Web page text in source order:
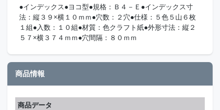
●インデックス●ヨコ型●規格：Ｂ４－Ｅ●インデックス寸
法：縦３９×横１０ｍｍ●穴数：２穴●仕様：５色５山６枚
１組●入数：１０組●材質：色クラフト紙●外形寸法：縦２
５７×横３７４ｍｍ●穴間隔：８０ｍｍ
商品情報
商品データ